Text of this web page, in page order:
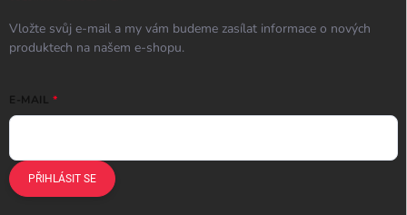
Vložte svůj e-mail a my vám budeme zasílat informace o nových
produktech na našem e-shopu.
E-MAIL
PŘIHLÁSIT SE